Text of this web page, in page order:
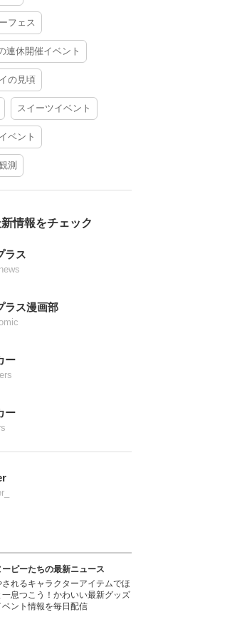
フェス
連休開催イベント
の見頃
スイーツイベント
ベント
測
情報をチェック
ラス
ラス漫画部
ー
ー
ーピーたちの最新ニュース
されるキャラクターアイテムでほ
一息つこう！かわいい最新グッズ
ベント情報を毎日配信